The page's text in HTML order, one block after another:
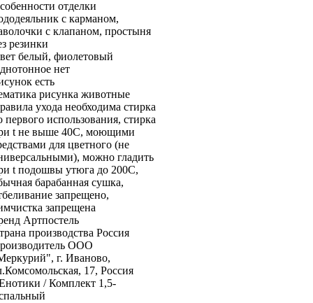
отделки
с карманом,
с клапаном, простыня
резинки
белый, фиолетовый
нет
есть
рисунка животные
ухода необходима стирка
первого использования, стирка
t не выше 40С, моющими
для цветного (не
можно гладить
t подошвы утюга до 200С,
барабанная сушка,
запрещено,
запрещена
Артпостель
производства Россия
ООО
г. Иваново,
17, Россия
/ Комплект 1,5-